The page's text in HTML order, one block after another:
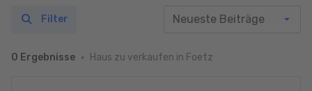
0 Ergebnisse Haus zu verkaufen in Foetz
Filter